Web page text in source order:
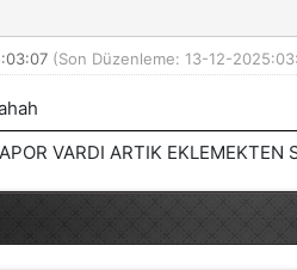
(Son Düzenleme: 13-12-
VARDI ARTIK EKLEMEKTEN